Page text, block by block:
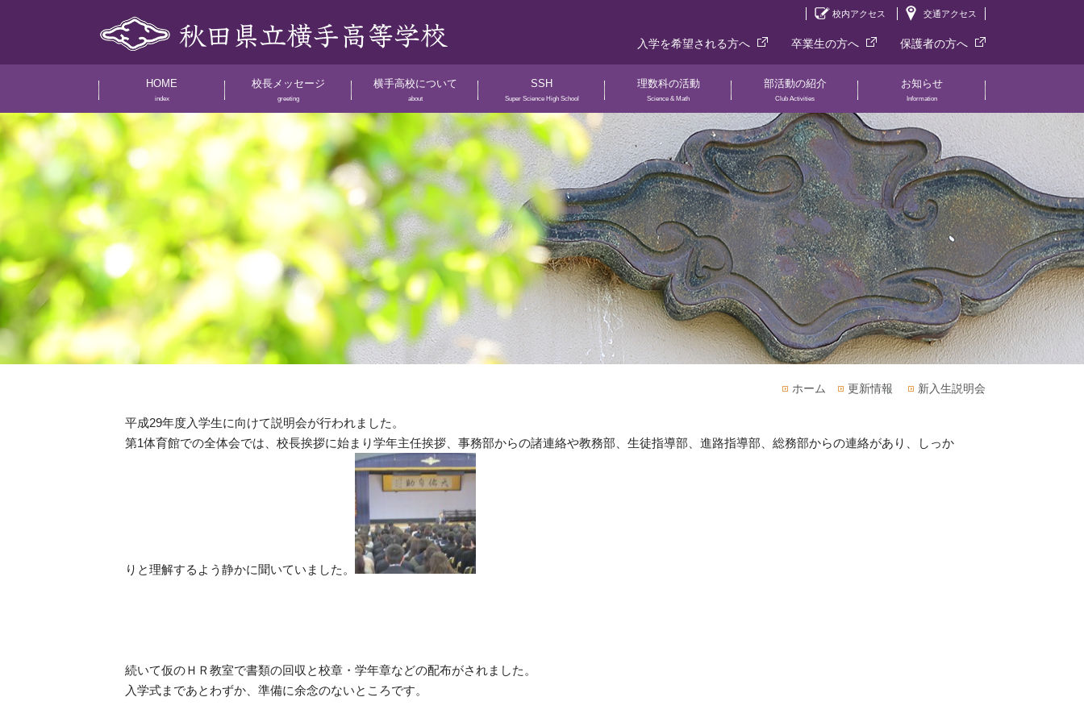
校内アクセス 交通アクセス
入学を希望される方へ 卒業生の方へ 保護者の方へ
HOME
index
校長メッセージ
greeting
横手高校について
about
SSH
Super Science High School
理数科の活動
Science & Math
部活動の紹介
Club Activities
お知らせ
Information
ホーム 更新情報 新入生説明会
平成29年度入学生に向けて説明会が行われました。
第1体育館での全体会では、校長挨拶に始まり学年主任挨拶、事務部からの諸連絡や教務部、生徒指導部、進路指導部、総務部からの連絡があり、しっか
りと理解するよう静かに聞いていました。
続いて仮のＨＲ教室で書類の回収と校章・学年章などの配布がされました。
入学式まであとわずか、準備に余念のないところです。